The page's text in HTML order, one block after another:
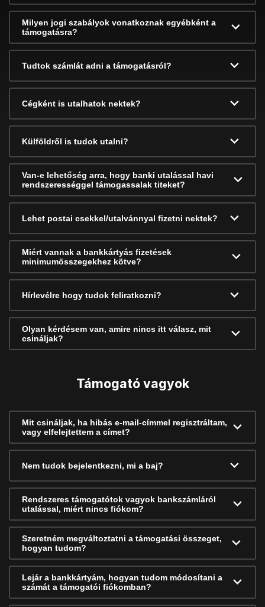
Milyen jogi szabályok vonatkoznak egyébként a
támogatásra?
Tudtok számlát adni a támogatásról?
Cégként is utalhatok nektek?
Külföldről is tudok utalni?
Van-e lehetőség arra, hogy banki utalással havi
rendszerességgel támogassalak titeket?
Lehet postai csekkel/utalvánnyal fizetni nektek?
Miért vannak a bankkártyás fizetések
minimumösszegekhez kötve?
Hírlevélre hogy tudok feliratkozni?
Olyan kérdésem van, amire nincs itt válasz, mit
csináljak?
Támogató vagyok
Mit csináljak, ha hibás e-mail-címmel regisztráltam,
vagy elfelejtettem a címet?
Nem tudok bejelentkezni, mi a baj?
Rendszeres támogatótok vagyok bankszámláról
utalással, miért nincs fiókom?
Szeretném megváltoztatni a támogatási összeget,
hogyan tudom?
Lejár a bankkártyám, hogyan tudom módosítani a
számát a támogatói fiókomban?